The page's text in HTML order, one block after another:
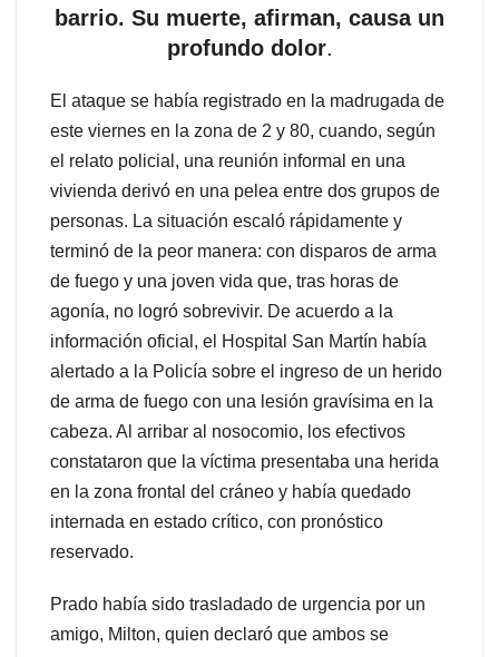
barrio. Su muerte, afirman, causa un
profundo dolor.
El ataque se había registrado en la madrugada de
este viernes en la zona de 2 y 80, cuando, según
el relato policial, una reunión informal en una
vivienda derivó en una pelea entre dos grupos de
personas. La situación escaló rápidamente y
terminó de la peor manera: con disparos de arma
de fuego y una joven vida que, tras horas de
agonía, no logró sobrevivir. De acuerdo a la
información oficial, el Hospital San Martín había
alertado a la Policía sobre el ingreso de un herido
de arma de fuego con una lesión gravísima en la
cabeza. Al arribar al nosocomio, los efectivos
constataron que la víctima presentaba una herida
en la zona frontal del cráneo y había quedado
internada en estado crítico, con pronóstico
reservado.
Prado había sido trasladado de urgencia por un
amigo, Milton, quien declaró que ambos se